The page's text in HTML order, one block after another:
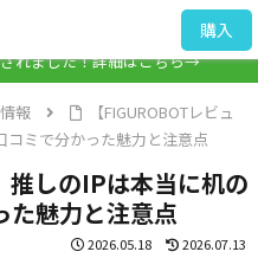
れました！詳細はこちら→
報
【FIGUROBOTレビュ
コミで分かった魅力と注意点
推しのIPは本当に机の
た魅力と注意点
2026.05.18 2026.07.13
購入